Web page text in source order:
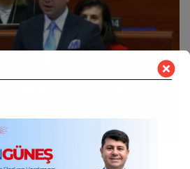
02/11/2025 1